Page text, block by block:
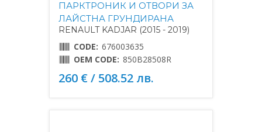
ПАРКТРОНИК И ОТВОРИ ЗА
ЛАЙСТНА ГРУНДИРАНА
RENAULT KADJAR (2015 - 2019)
CODE: 676003635
OEM CODE: 850B28508R
260 € / 508.52 лв.